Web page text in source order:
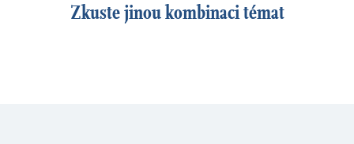
Zkuste jinou kombinaci témat